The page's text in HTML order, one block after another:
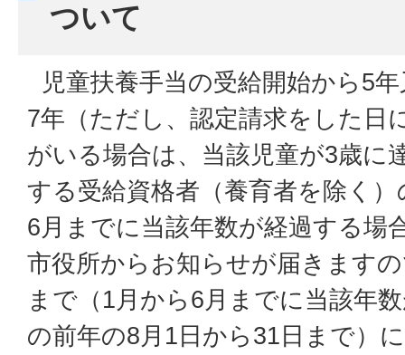
ついて
児童扶養手当の受給開始から5
7年（ただし、認定請求をした日
がいる場合は、当該児童が3歳に
する受給資格者（養育者を除く
6月までに当該年数が経過する場
市役所からお知らせが届きます
まで（1月から6月までに当該年
の前年の8月1日から31日まで）